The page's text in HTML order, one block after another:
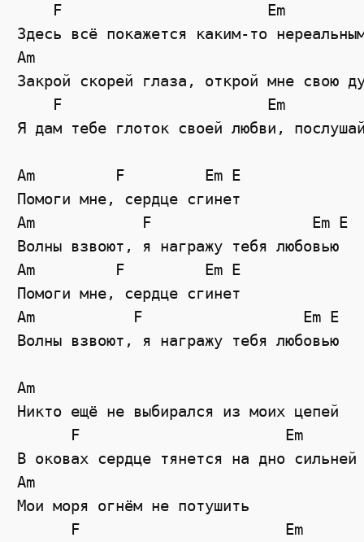
    F                       Em
Здесь всё покажется каким-то
Am
Закрой скорей глаза, открой мне свою
    F                       Em
Я дам тебе глоток своей любви,
Am         F         Em E
Помоги мне, сердце сгинет
Am            F                  Em E
Волны взвоют, я награжу тебя любовью
Am         F         Em E
Помоги мне, сердце сгинет
Am           F                  Em E
Волны взвоют, я награжу тебя любовью
Am
Никто ещё не выбирался из моих цепей
      F                       Em
В оковах сердце тянется на дно сильней
Am
Мои моря огнём не потушить
      F                       Em